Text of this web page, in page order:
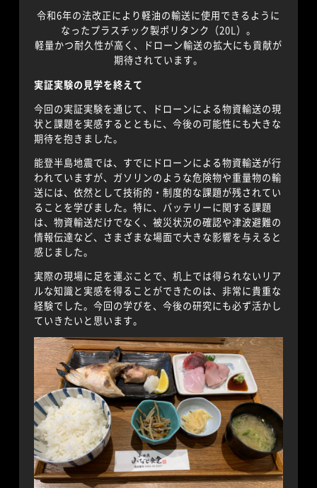
令和6年の法改正により軽油の輸送に使用できるように
なったプラスチック製ポリタンク（20L）。
軽量かつ耐久性が高く、ドローン輸送の拡大にも貢献が
期待されています。
実証実験の見学を終えて
今回の実証実験を通じて、ドローンによる物資輸送の現
状と課題を実感するとともに、今後の可能性にも大きな
期待を抱きました。
能登半島地震では、すでにドローンによる物資輸送が行
われていますが、ガソリンのような危険物や重量物の輸
送には、依然として技術的・制度的な課題が残されてい
ることを学びました。特に、バッテリーに関する課題
は、物資輸送だけでなく、被災状況の確認や津波避難の
情報伝達など、さまざまな場面で大きな影響を与えると
感じました。
実際の現場に足を運ぶことで、机上では得られないリア
ルな知識と実感を得ることができたのは、非常に貴重な
経験でした。今回の学びを、今後の研究にも必ず活かし
ていきたいと思います。